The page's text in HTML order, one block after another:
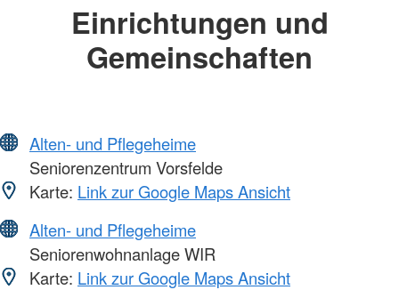
Einrichtungen und
Gemeinschaften
Alten- und Pflegeheime
Seniorenzentrum Vorsfelde
Karte: Link zur Google Maps Ansicht
Alten- und Pflegeheime
Seniorenwohnanlage WIR
Karte: Link zur Google Maps Ansicht